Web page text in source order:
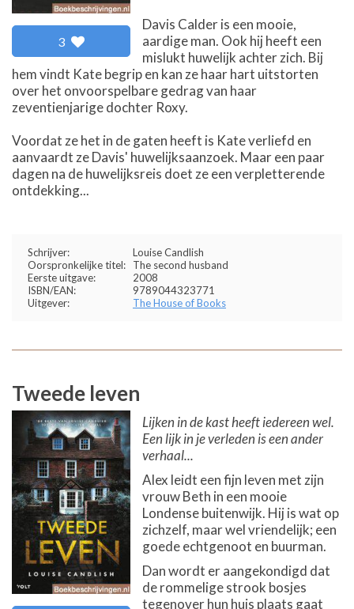
3
Davis Calder is een mooie,
aardige man. Ook hij heeft een
mislukt huwelijk achter zich. Bij
hem vindt Kate begrip en kan ze haar hart uitstorten
over het onvoorspelbare gedrag van haar
zeventienjarige dochter Roxy.
Voordat ze het in de gaten heeft is Kate verliefd en
aanvaardt ze Davis' huwelijksaanzoek. Maar een paar
dagen na de huwelijksreis doet ze een verpletterende
ontdekking...
Schrijver:
Louise Candlish
Oorspronkelijke titel:
The second husband
Eerste uitgave:
2008
ISBN/EAN:
9789044323771
Uitgever:
The House of Books
Tweede leven
Lijken in de kast heeft iedereen wel.
Een lijk in je verleden is een ander
verhaal...
Alex leidt een fijn leven met zijn
vrouw Beth in een mooie
Londense buitenwijk. Hij is wat op
zichzelf, maar wel vriendelijk; een
goede echtgenoot en buurman.
Dan wordt er aangekondigd dat
de rommelige strook bosjes
tegenover hun huis plaats gaat